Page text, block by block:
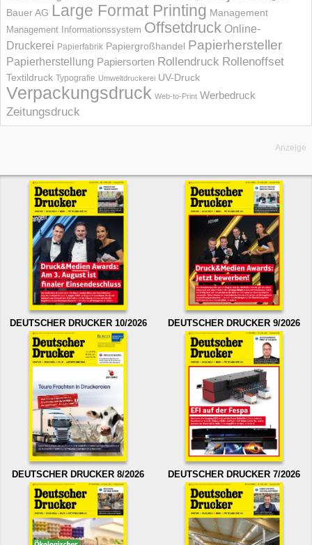
Bauer AG Large Format Printing Management
Management Informations­system Offsetdruck Online-
Druckerei Papierfabrik Papiergroßhandel Papierhersteller
Papierherstellung Papiersorten Rollendruck Rollenoffset
Textildruck Typografie Umweltdruckerei UV-Druck
Verpackungsdruck Web-to-Print Werbedruck
Zeitungsdruck
Anzeige
DEUTSCHER DRUCKER 10/2026 DEUTSCHER DRUCKER 9/2026
DEUTSCHER DRUCKER 8/2026 DEUTSCHER DRUCKER 7/2026